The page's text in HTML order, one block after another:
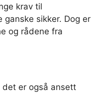
krav til
sikker. Dog er
og rådene fra
det er også ansett